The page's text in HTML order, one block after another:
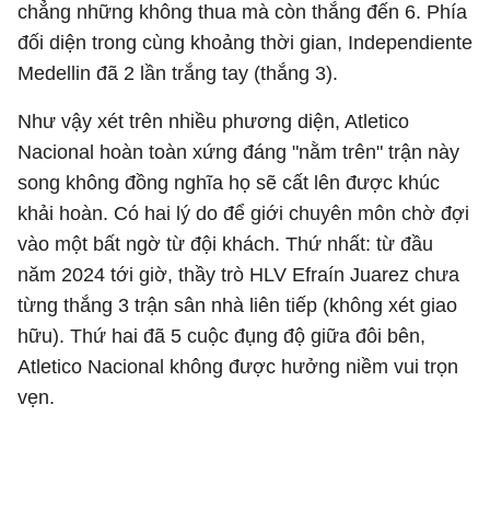
chẳng những không thua mà còn thắng đến 6. Phía
đối diện trong cùng khoảng thời gian, Independiente
Medellin đã 2 lần trắng tay (thắng 3).
Như vậy xét trên nhiều phương diện, Atletico
Nacional hoàn toàn xứng đáng "nằm trên" trận này
song không đồng nghĩa họ sẽ cất lên được khúc
khải hoàn. Có hai lý do để giới chuyên môn chờ đợi
vào một bất ngờ từ đội khách. Thứ nhất: từ đầu
năm 2024 tới giờ, thầy trò HLV Efraín Juarez chưa
từng thắng 3 trận sân nhà liên tiếp (không xét giao
hữu). Thứ hai đã 5 cuộc đụng độ giữa đôi bên,
Atletico Nacional không được hưởng niềm vui trọn
vẹn.